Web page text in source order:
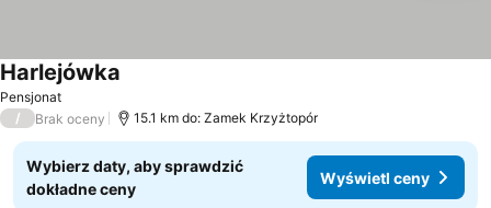
Pensjonat
Harlejówka
/ Brak oceny 15.1 km do: Zamek Krzyżtopór
Wybierz daty, aby sprawdzić
dokładne ceny
Wyświetl ceny